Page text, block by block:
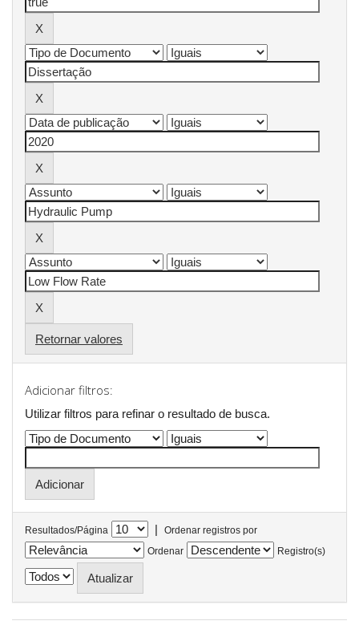
Retornar valores
Adicionar filtros:
Utilizar filtros para refinar o resultado de busca.
Resultados/Página |
Ordenar registros por
Ordenar
Registro(s)